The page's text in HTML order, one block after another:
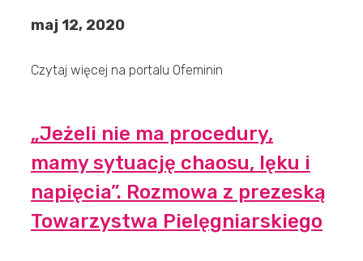
maj 12, 2020
Czytaj więcej na portalu Ofeminin
„Jeżeli nie ma procedury,
mamy sytuację chaosu, lęku i
napięcia”. Rozmowa z prezeską
Towarzystwa Pielęgniarskiego